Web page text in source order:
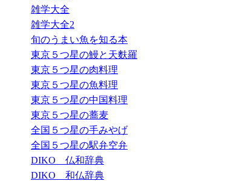
雑学大全
雑学大全2
旬のうまい魚を知る本
東京５つ星の鰻と天麩羅
東京５つ星の肉料理
東京５つ星の魚料理
東京５つ星の中国料理
東京５つ星の蕎麦
全国５つ星の手みやげ
全国５つ星の駅弁空弁
DIKO 仏和辞典
DIKO 和仏辞典